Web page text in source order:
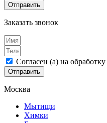
Отправить
Заказать звонок
Согласен (а) на обработку
Отправить
Москва
Мытищи
Химки